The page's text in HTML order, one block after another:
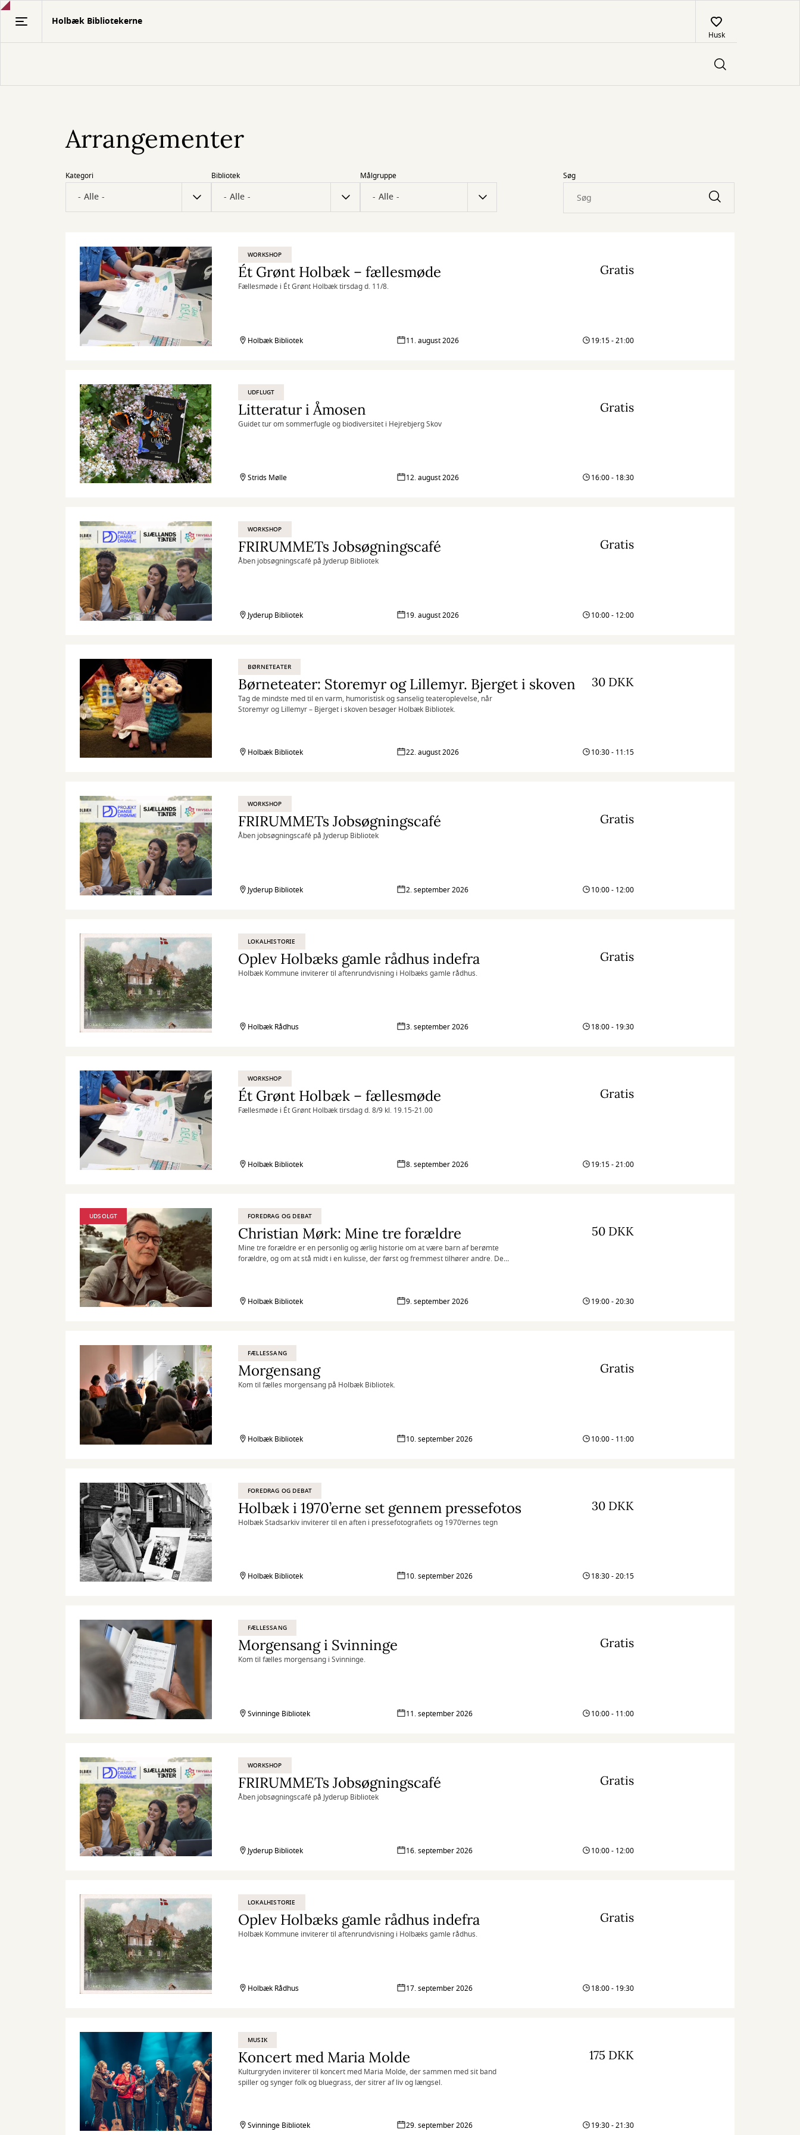
Gå
Holbæk Bibliotekerne
Husk
Arrangementer
Kategori Bibliotek Målgruppe Søg
WORKSHOP
Ét Grønt Holbæk – fællesmøde
Fællesmøde i Ét Grønt Holbæk tirsdag d. 11/8.
Gratis
Holbæk Bibliotek 11. august 2026 19:15 - 21:00
UDFLUGT
Litteratur i Åmosen
Guidet tur om sommerfugle og biodiversitet i Hejrebjerg Skov
Gratis
Strids Mølle 12. august 2026 16:00 - 18:30
WORKSHOP
FRIRUMMETs Jobsøgningscafé
Åben jobsøgningscafé på Jyderup Bibliotek
Gratis
Jyderup Bibliotek 19. august 2026 10:00 - 12:00
BØRNETEATER
Børneteater: Storemyr og Lillemyr. Bjerget i skoven
Tag de mindste med til en varm, humoristisk og sanselig teateroplevelse, når
Storemyr og Lillemyr – Bjerget i skoven besøger Holbæk Bibliotek.
30 DKK
Holbæk Bibliotek 22. august 2026 10:30 - 11:15
WORKSHOP
FRIRUMMETs Jobsøgningscafé
Åben jobsøgningscafé på Jyderup Bibliotek
Gratis
Jyderup Bibliotek 2. september 2026 10:00 - 12:00
LOKALHISTORIE
Oplev Holbæks gamle rådhus indefra
Holbæk Kommune inviterer til aftenrundvisning i Holbæks gamle rådhus.
Gratis
Holbæk Rådhus 3. september 2026 18:00 - 19:30
WORKSHOP
Ét Grønt Holbæk – fællesmøde
Fællesmøde i Ét Grønt Holbæk tirsdag d. 8/9 kl. 19.15-21.00
Gratis
Holbæk Bibliotek 8. september 2026 19:15 - 21:00
UDSOLGT FOREDRAG OG DEBAT
Christian Mørk: Mine tre forældre
Mine tre forældre er en personlig og ærlig historie om at være barn af berømte
forældre, og om at stå midt i en kulisse, der først og fremmest tilhører andre. Det
50 DKK
Holbæk Bibliotek 9. september 2026 19:00 - 20:30
FÆLLESSANG
Morgensang
Kom til fælles morgensang på Holbæk Bibliotek.
Gratis
Holbæk Bibliotek 10. september 2026 10:00 - 11:00
FOREDRAG OG DEBAT
Holbæk i 1970’erne set gennem pressefotos
Holbæk Stadsarkiv inviterer til en aften i pressefotografiets og 1970’ernes tegn
30 DKK
Holbæk Bibliotek 10. september 2026 18:30 - 20:15
FÆLLESSANG
Morgensang i Svinninge
Kom til fælles morgensang i Svinninge.
Gratis
Svinninge Bibliotek 11. september 2026 10:00 - 11:00
WORKSHOP
FRIRUMMETs Jobsøgningscafé
Åben jobsøgningscafé på Jyderup Bibliotek
Gratis
Jyderup Bibliotek 16. september 2026 10:00 - 12:00
LOKALHISTORIE
Oplev Holbæks gamle rådhus indefra
Holbæk Kommune inviterer til aftenrundvisning i Holbæks gamle rådhus.
Gratis
Holbæk Rådhus 17. september 2026 18:00 - 19:30
MUSIK
Koncert med Maria Molde
Kulturgryden inviterer til koncert med Maria Molde, der sammen med sit band
spiller og synger folk og bluegrass, der sitrer af liv og længsel.
175 DKK
Svinninge Bibliotek 29. september 2026 19:30 - 21:30